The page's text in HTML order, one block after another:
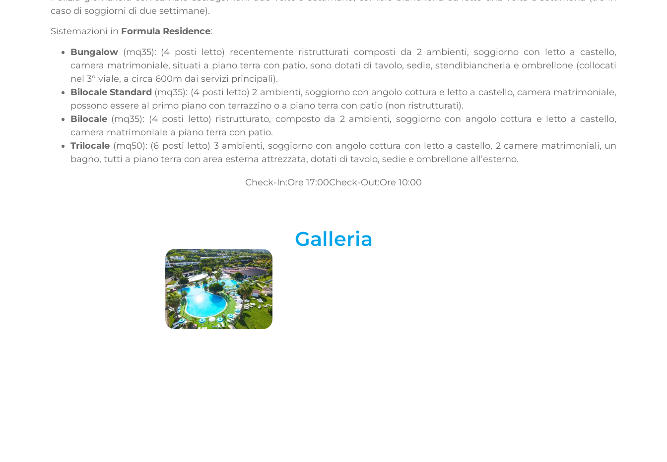
caso di soggiorni di due settimane).
Sistemazioni in Formula Residence:
Bungalow (mq35): (4 posti letto) recentemente ristrutturati composti da 2 ambienti, soggiorno con letto a castello,
camera matrimoniale, situati a piano terra con patio, sono dotati di tavolo, sedie, stendibiancheria e ombrellone (collocati
nel 3° viale, a circa 600m dai servizi principali).
Bilocale Standard (mq35): (4 posti letto) 2 ambienti, soggiorno con angolo cottura e letto a castello, camera matrimoniale,
possono essere al primo piano con terrazzino o a piano terra con patio (non ristrutturati).
Bilocale (mq35): (4 posti letto) ristrutturato, composto da 2 ambienti, soggiorno con angolo cottura e letto a castello,
camera matrimoniale a piano terra con patio.
Trilocale (mq50): (6 posti letto) 3 ambienti, soggiorno con angolo cottura con letto a castello, 2 camere matrimoniali, un
bagno, tutti a piano terra con area esterna attrezzata, dotati di tavolo, sedie e ombrellone all’esterno.
Check-In:Ore 17:00Check-Out:Ore 10:00
Galleria